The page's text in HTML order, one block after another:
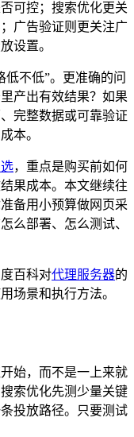
可控；搜索优化更关
广告验证则更关注广
设置。
不低”。更准确的问
产出有效结果？如果
完整数据或可靠验证
本。
，重点是购买前如何
果成本。本文继续往
备用小预算做网页采
么部署、怎么测试、
百科对代理服务器的
场景和执行方法。
始，而不是一上来就
索优化先测少量关键
投放路径。只要测试